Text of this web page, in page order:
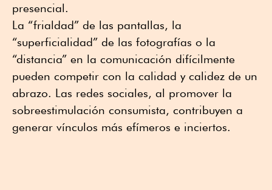
presencial.
La “frialdad” de las pantallas, la
“superficialidad” de las fotografías o la
“distancia” en la comunicación difícilmente
pueden competir con la calidad y calidez de un
abrazo. Las redes sociales, al promover la
sobreestimulación consumista, contribuyen a
generar vínculos más efímeros e inciertos.